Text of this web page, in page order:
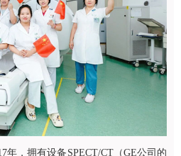
年，拥有设备SPECT/CT（GE公司的